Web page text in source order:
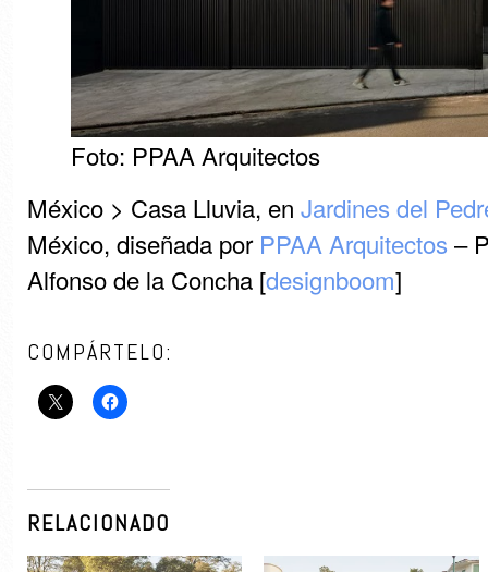
Foto: PPAA Arquitectos
México > Casa Lluvia, en Jardines del
México, diseñada por PPAA Arquitectos –
Alfonso de la Concha [designboom]
COMPÁRTELO:
RELACIONADO